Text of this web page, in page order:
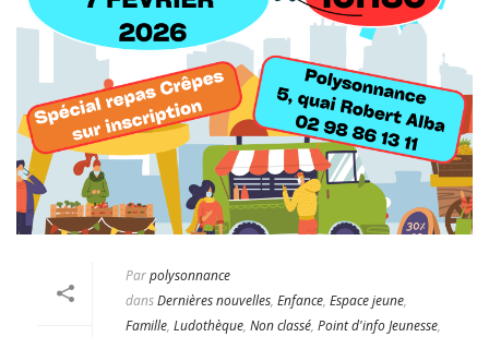
Parpolysonnance
dansDernières nouvelles, Enfance, Espace jeune,
Famille, Ludothèque, Non classé, Point d'info Jeunesse,